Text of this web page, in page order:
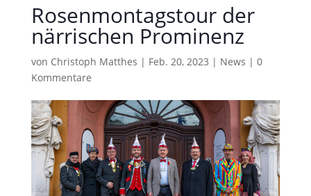
Rosenmontagstour der
närrischen Prominenz
von Christoph Matthes | Feb. 20, 2023 | News | 0
Kommentare